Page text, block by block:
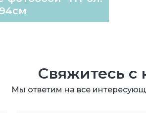
Свяжитесь с
Мы ответим на все